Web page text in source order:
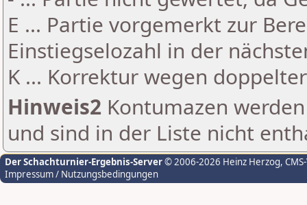
E ... Partie vorgemerkt zur
Einstiegselozahl in der
K ... Korrektur wegen
Hinweis2 Kontumazen
und sind in der Liste nicht
Der Schachturnier-Ergebnis-Server© 2006-2026 Heinz Herzog,
Impressum / Nutzungsbedingungen